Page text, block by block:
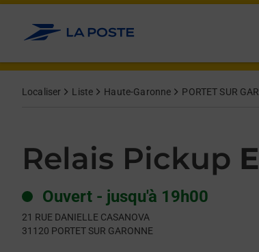
Allez au contenu
Localiser Liste Haute-Garonne PORTET SUR
Relais Pickup
Ouvert - jusqu'à 19h00
21 RUE DANIELLE CASANOVA
31120 PORTET SUR GARONNE
Day of the WeekHours
Get directions to Relais Pickup at 21 RUE DANIELLE
lien s'ouvre dans un nouvel onglet